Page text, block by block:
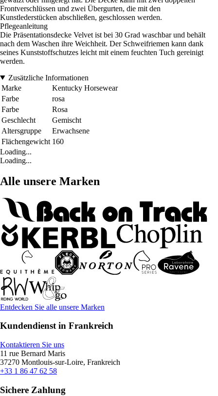
Frontverschlüssen und zwei Übergurten, die mit den
Kunstlederstücken abschließen, geschlossen werden.
Pflegeanleitung
Die Präsentationsdecke Velvet ist bei 30 Grad waschbar und behält
nach dem Waschen ihre Weichheit. Der Schweifriemen kann dank
seines Kunststoffschutzes leicht mit einem feuchten Tuch gereinigt
werden.
Zusätzliche Informationen
Marke
Kentucky Horsewear
Farbe
rosa
Farbe
Rosa
Geschlecht
Gemischt
Altersgruppe
Erwachsene
Flächengewicht 160
Loading...
Loading...
Alle unsere Marken
Entdecken Sie alle unsere Marken
Kundendienst in Frankreich
Kontaktieren Sie uns
11 rue Bernard Maris
37270 Montlouis-sur-Loire, Frankreich
+33 1 86 47 62 58
Sichere Zahlung